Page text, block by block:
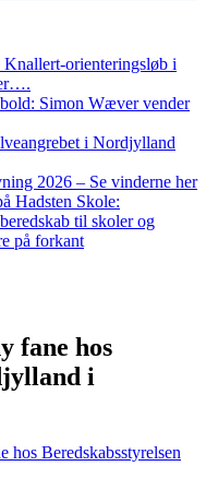
orienteringsløb i
Simon Wæver vender
i Nordjylland
2026 – Se vinderne her
Hadsten Skole:
til skoler og
på forkant
fane hos
i
Beredskabsstyrelsen